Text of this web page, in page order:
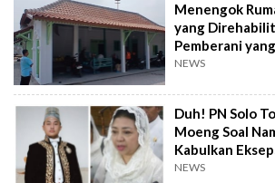
Menengok
yang
Pemberani
Perang
NEWS
Duh! PN Solo
Moeng Soal
Kabulkan
NEWS